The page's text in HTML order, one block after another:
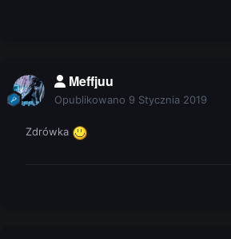
Meffjuu
Opublikowano 9 Stycznia 2019
Zdrówka